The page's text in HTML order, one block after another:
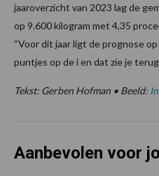
jaaroverzicht van 2023 lag de
op 9.600 kilogram met 4,35
“Voor dit jaar ligt de prognose
puntjes op de i en dat zie je
Tekst: Gerben Hofman • Beeld:
Aanbevolen voor